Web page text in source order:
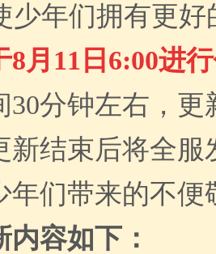
少年们拥有更好
月 11 日6:00进
30分钟左右 ，
新结束后将全服
年们带来的不便
容如下：